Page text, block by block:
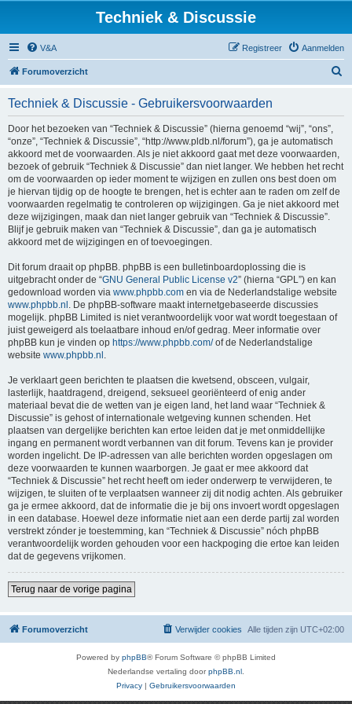
Techniek & Discussie
V&A Aanmelden
Registreer
Forumoverzicht
Techniek & Discussie - Gebruikersvoorwaarden
Door het bezoeken van “Techniek & Discussie” (hierna genoemd “wij”, “ons”,
“onze”, “Techniek & Discussie”, “http://www.pldb.nl/forum”), ga je automatisch
akkoord met de voorwaarden. Als je niet akkoord gaat met deze voorwaarden,
bezoek of gebruik “Techniek & Discussie” dan niet langer. We hebben het recht
om de voorwaarden op ieder moment te wijzigen en zullen ons best doen om
je hiervan tijdig op de hoogte te brengen, het is echter aan te raden om zelf de
voorwaarden regelmatig te controleren op wijzigingen. Ga je niet akkoord met
deze wijzigingen, maak dan niet langer gebruik van “Techniek & Discussie”.
Blijf je gebruik maken van “Techniek & Discussie”, dan ga je automatisch
akkoord met de wijzigingen en of toevoegingen.
Dit forum draait op phpBB. phpBB is een bulletinboardoplossing die is
uitgebracht onder de “GNU General Public License v2” (hierna “GPL”) en kan
gedownload worden via www.phpbb.com en via de Nederlandstalige website
www.phpbb.nl . De phpBB-software maakt internetgebaseerde discussies
mogelijk. phpBB Limited is niet verantwoordelijk voor wat wordt toegestaan of
juist geweigerd als toelaatbare inhoud en/of gedrag. Meer informatie over
phpBB kun je vinden op https://www.phpbb.com/of de Nederlandstalige
website www.phpbb.nl .
Je verklaart geen berichten te plaatsen die kwetsend, obsceen, vulgair,
lasterlijk, haatdragend, dreigend, seksueel georiënteerd of enig ander
materiaal bevat die de wetten van je eigen land, het land waar “Techniek &
Discussie” is gehost of internationale wetgeving kunnen schenden. Het
plaatsen van dergelijke berichten kan ertoe leiden dat je met onmiddellijke
ingang en permanent wordt verbannen van dit forum. Tevens kan je provider
worden ingelicht. De IP-adressen van alle berichten worden opgeslagen om
deze voorwaarden te kunnen waarborgen. Je gaat er mee akkoord dat
“Techniek & Discussie” het recht heeft om ieder onderwerp te verwijderen, te
wijzigen, te sluiten of te verplaatsen wanneer zij dit nodig achten. Als gebruiker
ga je ermee akkoord, dat de informatie die je bij ons invoert wordt opgeslagen
in een database. Hoewel deze informatie niet aan een derde partij zal worden
verstrekt zónder je toestemming, kan “Techniek & Discussie” nóch phpBB
verantwoordelijk worden gehouden voor een hackpoging die ertoe kan leiden
dat de gegevens vrijkomen.
Terug naar de vorige pagina
Forumoverzicht Alle tijden zijn UTC+02:00
Verwijder cookies
Powered by phpBB® Forum Software © phpBB Limited
Nederlandse vertaling doorphpBB.nl
Privacy | Gebruikersvoorwaarden